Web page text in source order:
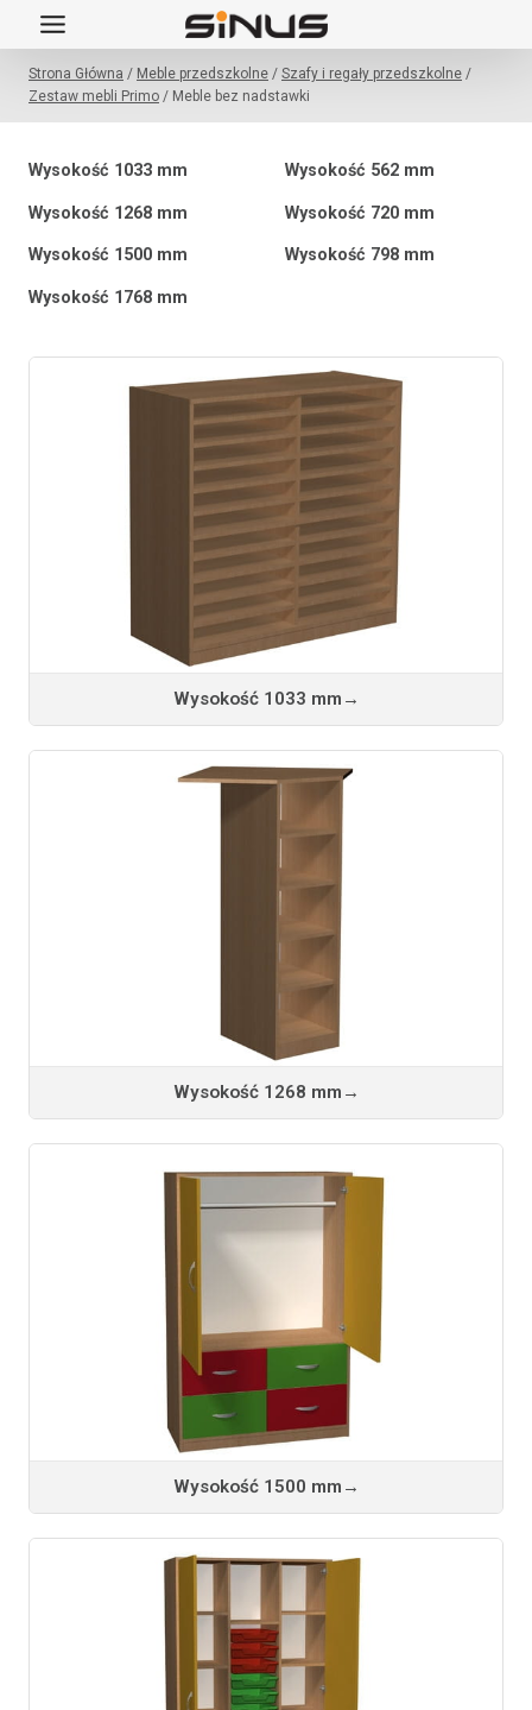
Przejdź
do
treściStrona Główna / Meble przedszkolne / Szafy i regały przedszkolne /
Zestaw mebli Primo / Meble bez nadstawki
Wysokość 1033 mm
Wysokość 1268 mm
Wysokość 1500 mm
Wysokość 1768 mm
Wysokość 562 mm
Wysokość 720 mm
Wysokość 798 mm
Wysokość 1033 mm →
Wysokość 1268 mm →
Wysokość 1500 mm →